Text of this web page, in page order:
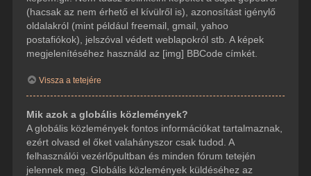
(hacsak az nem érhető el kívülről is), azonosítást igénylő
oldalakról (mint például freemail, gmail, yahoo
postafiókok), jelszóval védett weblapokról stb. A képek
megjelenítéséhez használd az [img] BBCode címkét.
Vissza a tetejére
Mik azok a globális közlemények?
A globális közlemények fontos információkat tartalmaznak,
ezért olvasd el őket valahányszor csak tudod. A
felhasználói vezérlőpultban és minden fórum tetején
jelennek meg. Globális közlemények küldéséhez az